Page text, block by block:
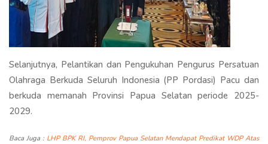
Selanjutnya, Pelantikan dan Pengukuhan Pengurus Persatuan
Olahraga Berkuda Seluruh Indonesia (PP Pordasi) Pacu dan
berkuda memanah Provinsi Papua Selatan periode 2025-
2029.
Baca Juga : LHP BPK RI, Pemprov Papua Selatan Mendapat Predikat WDP Atas